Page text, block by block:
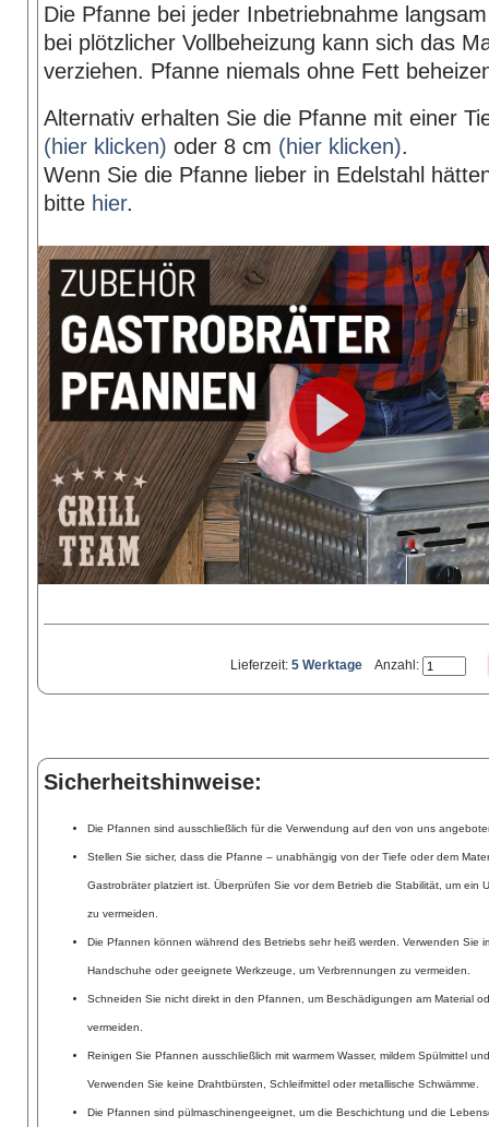
Die Pfanne bei jeder Inbetriebnahme
bei plötzlicher Vollbeheizung kann sich das
verziehen. Pfanne niemals ohne Fett
Alternativ erhalten Sie die Pfanne mit einer
(hier klicken) oder 8 cm (hier klicken).
Wenn Sie die Pfanne lieber in Edelstahl
bitte hier.
Lieferzeit: 5 Werktage Anzahl:
Sicherheitshinweise:
Die Pfannen sind ausschließlich für die Verwendung auf den von uns
Stellen Sie sicher, dass die Pfanne – unabhängig von der Tiefe oder dem
Gastrobräter platziert ist. Überprüfen Sie vor dem Betrieb die Stabilität, um ein
zu vermeiden.
Die Pfannen können während des Betriebs sehr heiß werden. Verwenden Sie
Handschuhe oder geeignete Werkzeuge, um Verbrennungen zu vermeiden.
Schneiden Sie nicht direkt in den Pfannen, um Beschädigungen am Material
vermeiden.
Reinigen Sie Pfannen ausschließlich mit warmem Wasser, mildem Spülmittel
Verwenden Sie keine Drahtbürsten, Schleifmittel oder metallische Schwämme.
Die Pfannen sind pülmaschinengeeignet, um die Beschichtung und die